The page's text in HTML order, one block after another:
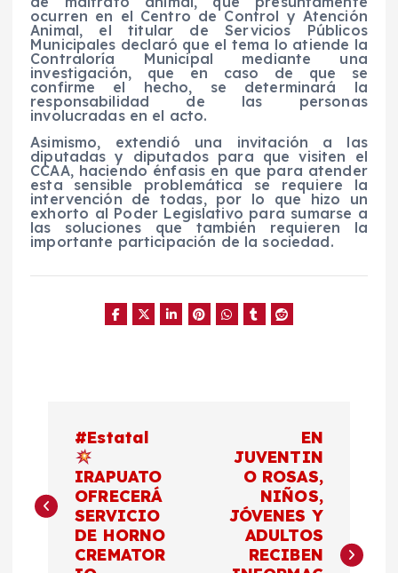
ocurren en el Centro de Control y Atención
Animal, el titular de Servicios Públicos
Municipales declaró que el tema lo atiende la
Contraloría Municipal mediante una
investigación, que en caso de que se
confirme el hecho, se determinará la
responsabilidad de las personas
involucradas en el acto.
Asimismo, extendió una invitación a las
diputadas y diputados para que visiten el
CCAA, haciendo énfasis en que para atender
esta sensible problemática se requiere la
intervención de todas, por lo que hizo un
exhorto al Poder Legislativo para sumarse a
las soluciones que también requieren la
importante participación de la sociedad.
v
#Estatal
IRAPUATO
OFRECERÁ
SERVICIO
DE HORNO
CREMATOR
EN
JUVENTIN
O ROSAS,
NIÑOS,
JÓVENES Y
ADULTOS
RECIBEN